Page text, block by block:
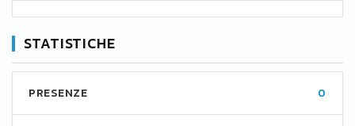
STATISTICHE
PRESENZE 0